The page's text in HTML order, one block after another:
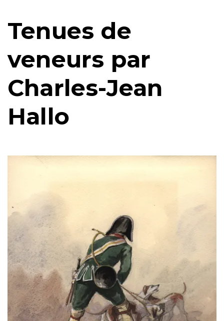
Tenues de
veneurs par
Charles-Jean
Hallo